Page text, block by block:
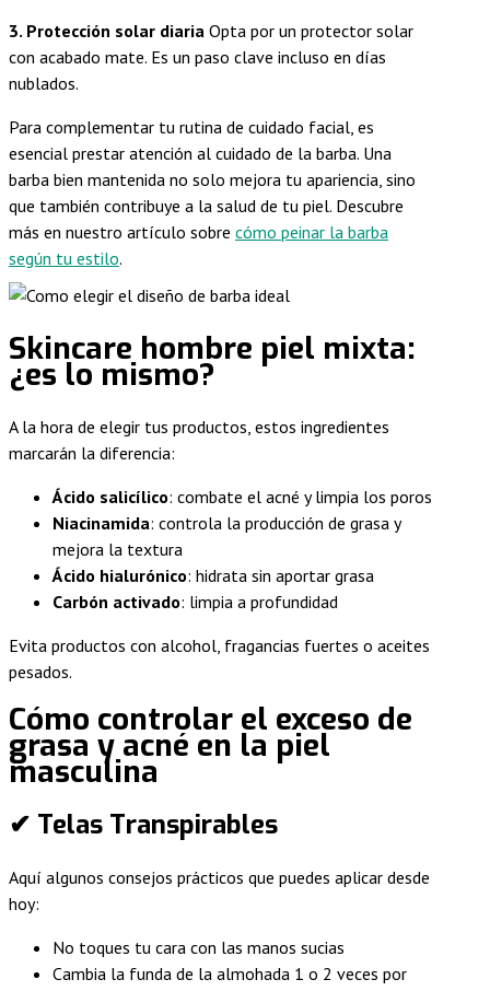
3. Protección solar diaria Opta por un protector solar
con acabado mate. Es un paso clave incluso en días
nublados.
Para complementar tu rutina de cuidado facial, es
esencial prestar atención al cuidado de la barba. Una
barba bien mantenida no solo mejora tu apariencia, sino
que también contribuye a la salud de tu piel. Descubre
más en nuestro artículo sobre cómo peinar la barba
según tu estilo.
Skincare hombre piel mixta:
¿es lo mismo?
A la hora de elegir tus productos, estos ingredientes
marcarán la diferencia:
Ácido salicílico: combate el acné y limpia los poros
Niacinamida: controla la producción de grasa y
mejora la textura
Ácido hialurónico: hidrata sin aportar grasa
Carbón activado: limpia a profundidad
Evita productos con alcohol, fragancias fuertes o aceites
pesados.
Cómo controlar el exceso de
grasa y acné en la piel
masculina
✔ Telas Transpirables
Aquí algunos consejos prácticos que puedes aplicar desde
hoy:
No toques tu cara con las manos sucias
Cambia la funda de la almohada 1 o 2 veces por